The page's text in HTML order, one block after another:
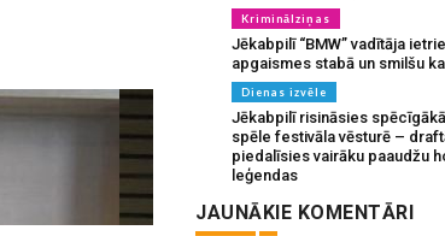
Kriminālziņas
Jēkabpilī “BMW” vadītāja
apgaismes stabā un smilšu
Dienas izvēle
Jēkabpilī risināsies
spēle festivāla vēsturē –
piedalīsies vairāku paaudžu
leģendas
JAUNĀKIE KOMENTĀRI